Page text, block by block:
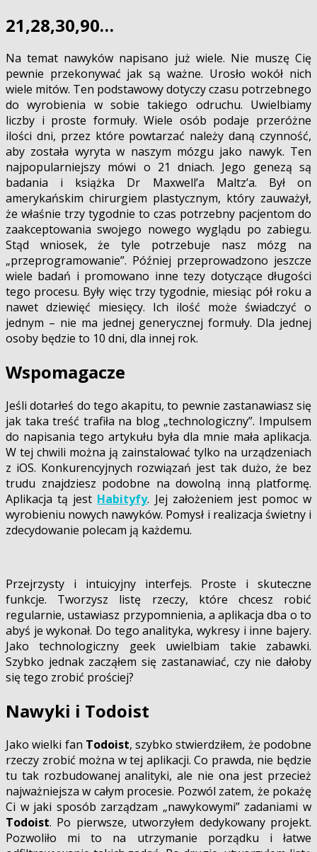
21,28,30,90…
Na temat nawyków napisano już wiele. Nie muszę Cię
pewnie przekonywać jak są ważne. Urosło wokół nich
wiele mitów. Ten podstawowy dotyczy czasu potrzebnego
do wyrobienia w sobie takiego odruchu. Uwielbiamy
liczby i proste formuły. Wiele osób podaje przeróżne
ilości dni, przez które powtarzać należy daną czynność,
aby została wyryta w naszym mózgu jako nawyk. Ten
najpopularniejszy mówi o 21 dniach. Jego genezą są
badania i książka Dr Maxwell’a Maltz’a. Był on
amerykańskim chirurgiem plastycznym, który zauważył,
że właśnie trzy tygodnie to czas potrzebny pacjentom do
zaakceptowania swojego nowego wyglądu po zabiegu.
Stąd wniosek, że tyle potrzebuje nasz mózg na
„przeprogramowanie”. Później przeprowadzono jeszcze
wiele badań i promowano inne tezy dotyczące długości
tego procesu. Były więc trzy tygodnie, miesiąc pół roku a
nawet dziewięć miesięcy. Ich ilość może świadczyć o
jednym – nie ma jednej generycznej formuły. Dla jednej
osoby będzie to 10 dni, dla innej rok.
Wspomagacze
Jeśli dotarłeś do tego akapitu, to pewnie zastanawiasz się
jak taka treść trafiła na blog „technologiczny”. Impulsem
do napisania tego artykułu była dla mnie mała aplikacja.
W tej chwili można ją zainstalować tylko na urządzeniach
z iOS. Konkurencyjnych rozwiązań jest tak dużo, że bez
trudu znajdziesz podobne na dowolną inną platformę.
Aplikacja tą jest Habityfy. Jej założeniem jest pomoc w
wyrobieniu nowych nawyków. Pomysł i realizacja świetny i
zdecydowanie polecam ją każdemu.
Przejrzysty i intuicyjny interfejs. Proste i skuteczne
funkcje. Tworzysz listę rzeczy, które chcesz robić
regularnie, ustawiasz przypomnienia, a aplikacja dba o to
abyś je wykonał. Do tego analityka, wykresy i inne bajery.
Jako technologiczny geek uwielbiam takie zabawki.
Szybko jednak zacząłem się zastanawiać, czy nie dałoby
się tego zrobić prościej?
Nawyki i Todoist
Jako wielki fan Todoist, szybko stwierdziłem, że podobne
rzeczy zrobić można w tej aplikacji. Co prawda, nie będzie
tu tak rozbudowanej analityki, ale nie ona jest przecież
najważniejsza w całym procesie. Pozwól zatem, że pokażę
Ci w jaki sposób zarządzam „nawykowymi” zadaniami w
Todoist. Po pierwsze, utworzyłem dedykowany projekt.
Pozwoliło mi to na utrzymanie porządku i łatwe